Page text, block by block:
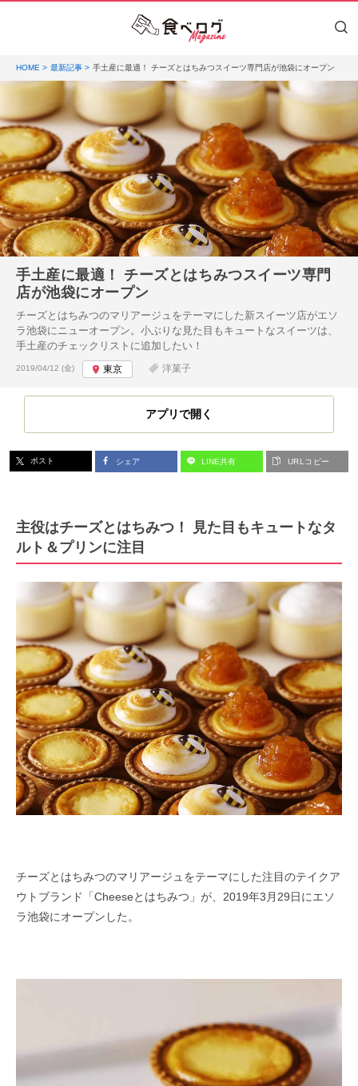
HOME 最新記事 手土産に最適！ チーズとはちみつスイーツ専門店が池袋にオープン
手土産に最適！ チーズとはちみつスイーツ専門
店が池袋にオープン
チーズとはちみつのマリアージュをテーマにした新スイーツ店がエソ
ラ池袋にニューオープン。小ぶりな見た目もキュートなスイーツは、
手土産のチェックリストに追加したい！
投稿日:
2019/04/12 (金) 東京 洋菓子
アプリで開く
ポスト シェア LINE共有 URLコピー
主役はチーズとはちみつ！ 見た目もキュートなタ
ルト＆プリンに注目
チーズとはちみつのマリアージュをテーマにした注目のテイクア
ウトブランド「Cheeseとはちみつ」が、2019年3月29日にエソ
ラ池袋にオープンした。